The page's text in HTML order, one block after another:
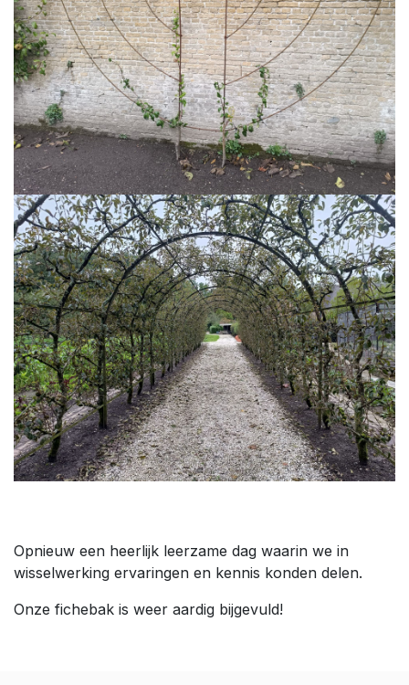
Opnieuw een heerlijk leerzame dag waarin we in
wisselwerking ervaringen en kennis konden delen.
Onze fichebak is weer aardig bijgevuld!